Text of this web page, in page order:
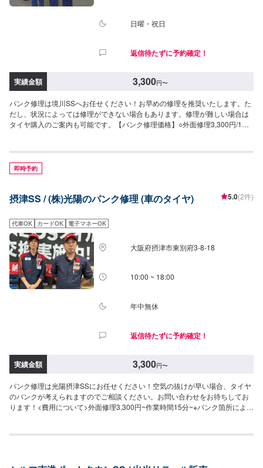
日曜・祝日
返信待たずに予約確定！
実績金額 3,300円〜
パンク修理は境川SSへお任せください！お早めの修理を推奨いたします。た
だし、状況によっては修理ができない場合もあります。修理が難しい場合は
タイヤ購入のご案内も可能です。【パンク修理価格】○外面修理3,300円/1箇
即時予約
摂津SS / (株)光陽のパンク修理 (車のタイヤ) 5.0(2件)
代車OK カードOK 電子マネーOK
大阪府摂津市東別府3-8-18
10:00 ~ 18:00
年中無休
返信待たずに予約確定！
実績金額 3,300円〜
パンク修理は光陽摂津SSにお任せください！空気の抜けが早い場合、タイヤ
のパンクが考えられますのでご相談ください。お問い合わせをお待ちしてお
ります！<費用について>外面修理3,300円~作業時間15分~※パンク箇所によっ